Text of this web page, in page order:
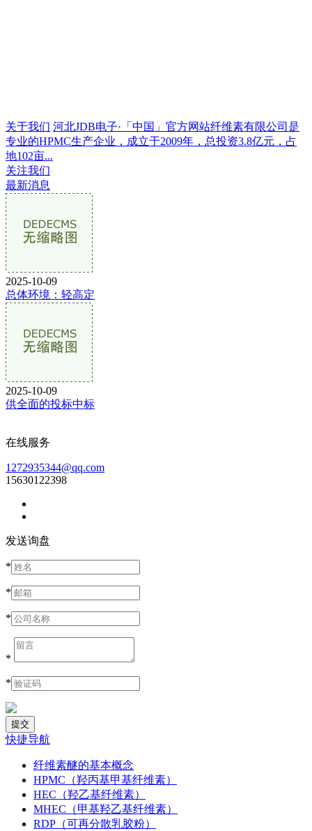
关于我们 河北JDB电子·「中国」官方网站纤维素有限公司是
专业的HPMC生产企业，成立于2009年，总投资3.8亿元，占
地102亩...
关注我们
最新消息
2025-10-09
总体环境：轻高定
2025-10-09
供全面的投标中标
在线服务
1272935344@qq.com
15630122398
发送询盘
*
*
*
*
*
快捷导航
纤维素醚的基本概念
HPMC（羟丙基甲基纤维素）
HEC（羟乙基纤维素）
MHEC（甲基羟乙基纤维素）
RDP（可再分散乳胶粉）